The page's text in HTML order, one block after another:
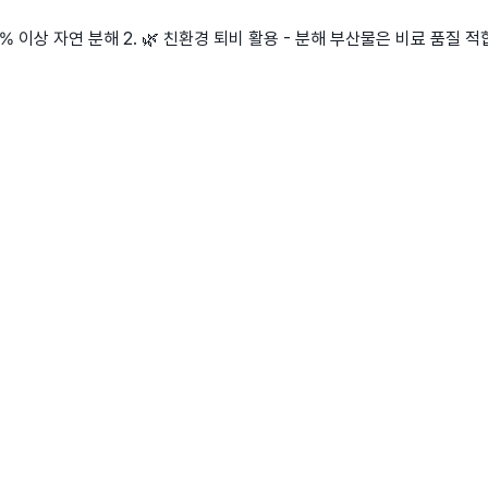
상 자연 분해 2. 🌿 친환경 퇴비 활용 - 분해 부산물은 비료 품질